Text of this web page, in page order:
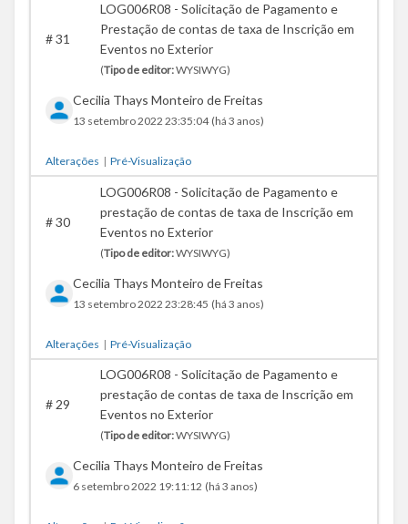
#31
LOG006R08 - Solicitação de Pagamento e
Prestação de contas de taxa de Inscrição em
Eventos no Exterior
(Tipo de editor:WYSIWYG)
Cecilia Thays Monteiro de Freitas
13 setembro 2022 23:35:04 (há 3 anos)
Alterações | Pré-Visualização
#30
LOG006R08 - Solicitação de Pagamento e
prestação de contas de taxa de Inscrição em
Eventos no Exterior
(Tipo de editor:WYSIWYG)
Cecilia Thays Monteiro de Freitas
13 setembro 2022 23:28:45 (há 3 anos)
Alterações | Pré-Visualização
#29
LOG006R08 - Solicitação de Pagamento e
prestação de contas de taxa de Inscrição em
Eventos no Exterior
(Tipo de editor:WYSIWYG)
Cecilia Thays Monteiro de Freitas
6 setembro 2022 19:11:12 (há 3 anos)